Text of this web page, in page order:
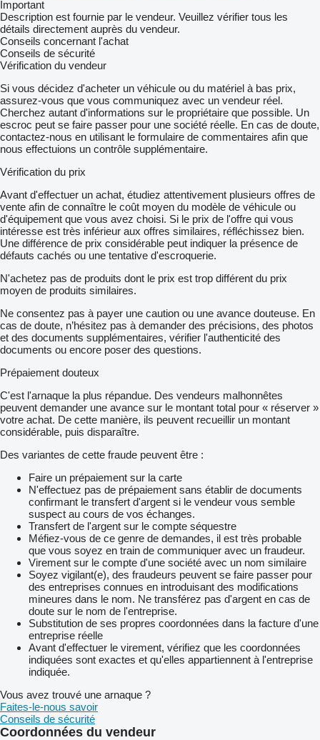
Important
Description est fournie par le vendeur. Veuillez vérifier tous les
détails directement auprès du vendeur.
Conseils concernant l'achat
Conseils de sécurité
Vérification du vendeur
Si vous décidez d'acheter un véhicule ou du matériel à bas prix,
assurez-vous que vous communiquez avec un vendeur réel.
Cherchez autant d'informations sur le propriétaire que possible. Un
escroc peut se faire passer pour une société réelle. En cas de doute,
contactez-nous en utilisant le formulaire de commentaires afin que
nous effectuions un contrôle supplémentaire.
Vérification du prix
Avant d'effectuer un achat, étudiez attentivement plusieurs offres de
vente afin de connaître le coût moyen du modèle de véhicule ou
d'équipement que vous avez choisi. Si le prix de l'offre qui vous
intéresse est très inférieur aux offres similaires, réfléchissez bien.
Une différence de prix considérable peut indiquer la présence de
défauts cachés ou une tentative d'escroquerie.
N'achetez pas de produits dont le prix est trop différent du prix
moyen de produits similaires.
Ne consentez pas à payer une caution ou une avance douteuse. En
cas de doute, n’hésitez pas à demander des précisions, des photos
et des documents supplémentaires, vérifier l'authenticité des
documents ou encore poser des questions.
Prépaiement douteux
C'est l'arnaque la plus répandue. Des vendeurs malhonnêtes
peuvent demander une avance sur le montant total pour « réserver »
votre achat. De cette manière, ils peuvent recueillir un montant
considérable, puis disparaître.
Des variantes de cette fraude peuvent être :
Faire un prépaiement sur la carte
N'effectuez pas de prépaiement sans établir de documents
confirmant le transfert d'argent si le vendeur vous semble
suspect au cours de vos échanges.
Transfert de l'argent sur le compte séquestre
Méfiez-vous de ce genre de demandes, il est très probable
que vous soyez en train de communiquer avec un fraudeur.
Virement sur le compte d'une société avec un nom similaire
Soyez vigilant(e), des fraudeurs peuvent se faire passer pour
des entreprises connues en introduisant des modifications
mineures dans le nom. Ne transférez pas d'argent en cas de
doute sur le nom de l'entreprise.
Substitution de ses propres coordonnées dans la facture d'une
entreprise réelle
Avant d'effectuer le virement, vérifiez que les coordonnées
indiquées sont exactes et qu'elles appartiennent à l'entreprise
indiquée.
Vous avez trouvé une arnaque ?
Faites-le-nous savoir
Conseils de sécurité
Coordonnées du vendeur